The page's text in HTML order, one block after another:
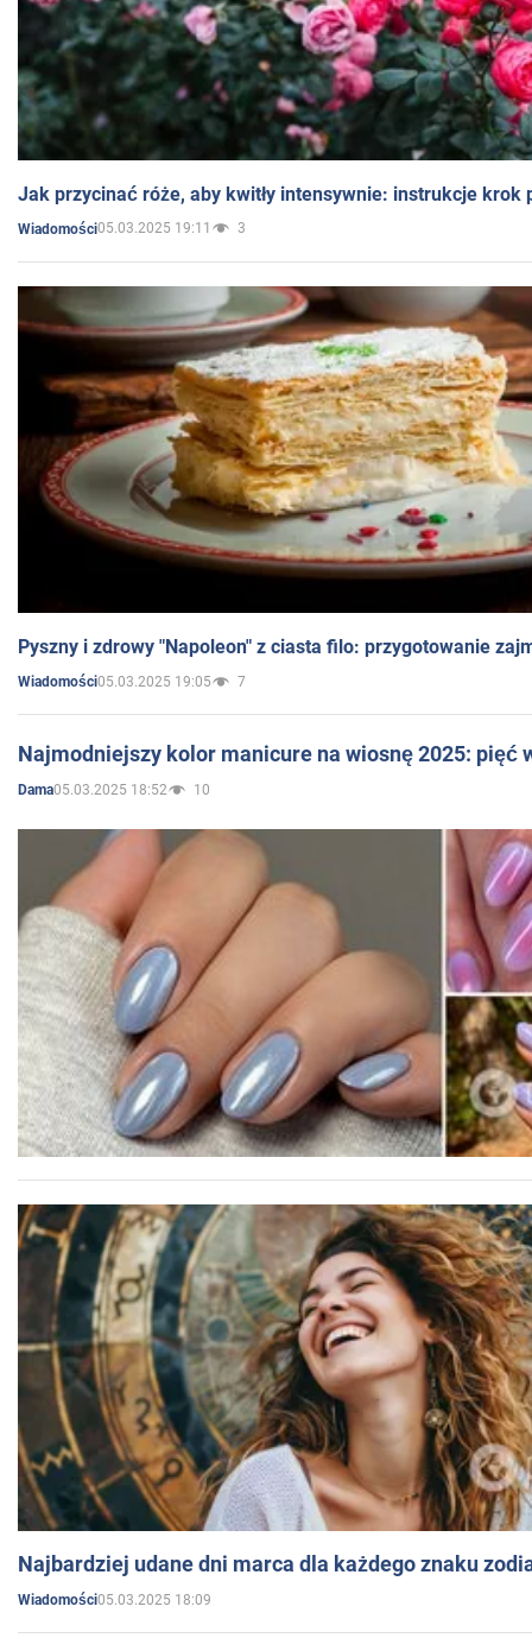
Jak przycinać róże, aby kwitły intensywnie: instrukcje krok
Wiadomości05.03.2025 19:11 3
Pyszny i zdrowy "Napoleon" z ciasta filo: przygotowanie
Wiadomości05.03.2025 19:05 7
Najmodniejszy kolor manicure na wiosnę 2025: pięć
Dama05.03.2025 18:52 10
Najbardziej udane dni marca dla każdego znaku
Wiadomości05.03.2025 18:09